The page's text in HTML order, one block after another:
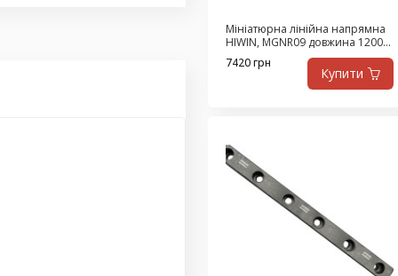
Мініатюрна лінійна напрямна
HIWIN, MGNR09 довжина 1200
мм (Ціна з ПДВ)
7420 грн
Купити